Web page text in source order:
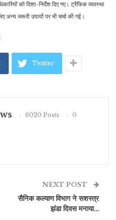
को दिशा-निर्देश दिए गए। ट्रैफिक व्यवस्था
अन्य जरूरी उपायों पर भी चर्चा की गई।
Twitter
6020 Posts
0
NEXT POST
सैनिक कल्याण विभाग ने सशस्त्र
झंडा दिवस मनाया…